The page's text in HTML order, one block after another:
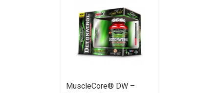
MuscleCore® DW –